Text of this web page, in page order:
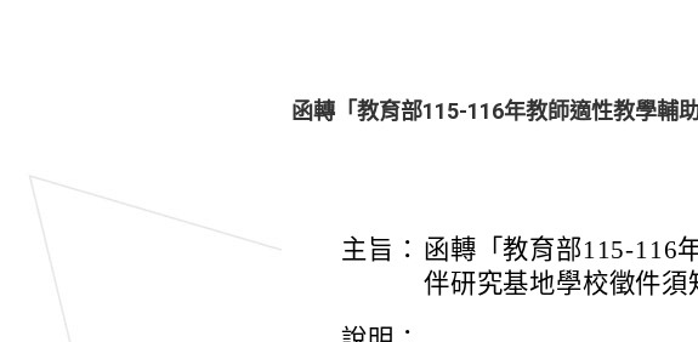
函轉「教育部115-116年教師適性教學輔
主旨： 函轉「教育部115-116
伴研究基地學校徵件須